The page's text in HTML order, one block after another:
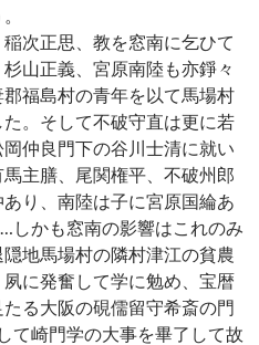
次正思、教を窓南に乞ひて
山正義、宮原南陸も亦錚々
福島村の青年を以て馬場村
。そして不破守直は更に若
仲良門下の谷川士清に就い
主膳、尾関権平、不破州郎
り、南陸は子に宮原国綸あ
しかも窓南の影響はこれのみ
地馬場村の隣村津江の貧農
に発奮して学に勉め、宝暦
る大阪の硯儒留守希斎の門
て崎門学の大事を畢了して故